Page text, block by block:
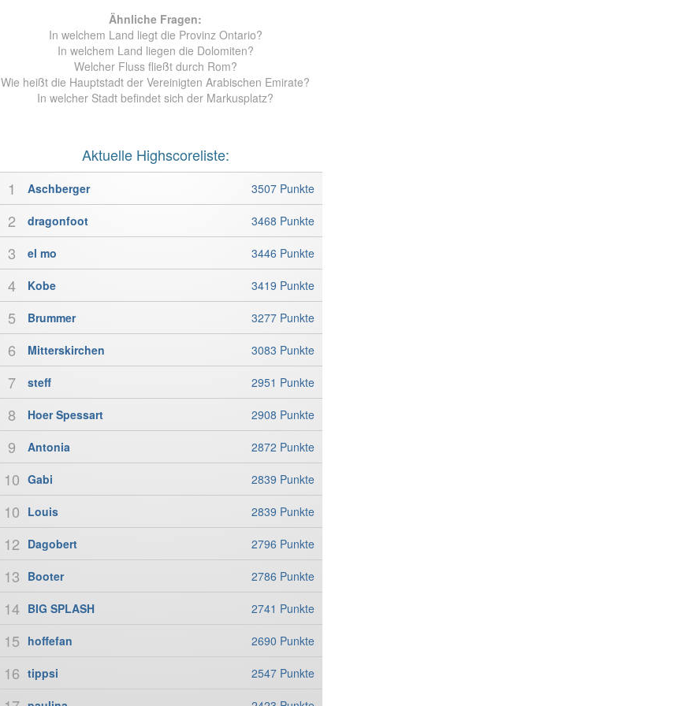
7
8
9
Ähnliche Fragen:
In welchem Land liegt die Provinz Ontario?
In welchem Land liegen die Dolomiten?
Welcher Fluss fließt durch Rom?
Wie heißt die Hauptstadt der Vereinigten Arabischen Emirate?
In welcher Stadt befindet sich der Markusplatz?
Aktuelle Highscoreliste:
1
Aschberger 3507 Punkte
2 dragonfoot 3468 Punkte
3 el mo 3446 Punkte
4 Kobe 3419 Punkte
5 Brummer 3277 Punkte
6 Mitterskirchen 3083 Punkte
7 steff 2951 Punkte
8 Hoer Spessart 2908 Punkte
9 Antonia 2872 Punkte
10 Gabi 2839 Punkte
10 Louis 2839 Punkte
12 Dagobert 2796 Punkte
13 Booter 2786 Punkte
14 BIG SPLASH 2741 Punkte
15 hoffefan 2690 Punkte
16 tippsi 2547 Punkte